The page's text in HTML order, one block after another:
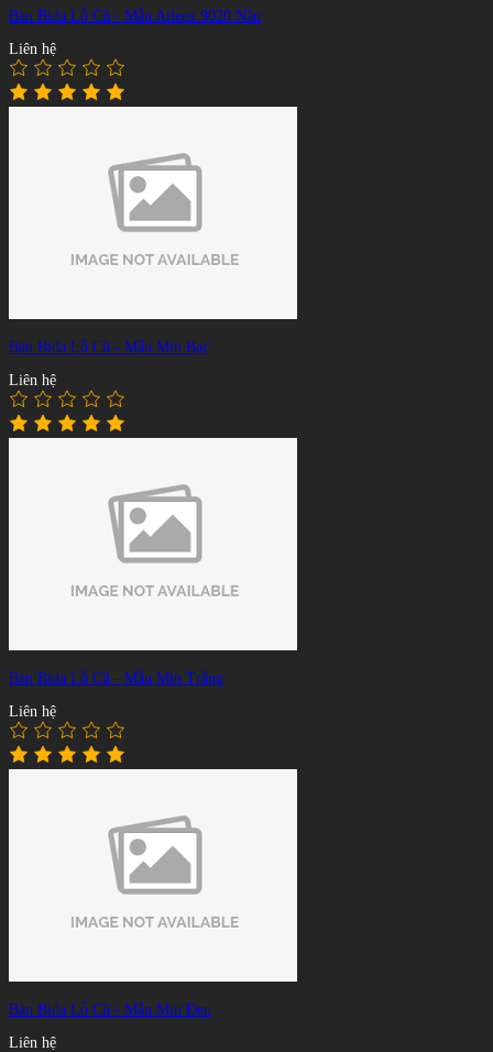
Bàn Bida Lỗ Cũ - Mẫu Aileex 9020 Nâu
Liên hệ
Bàn Bida Lỗ Cũ - Mẫu Min Bạc
Liên hệ
Bàn Bida Lỗ Cũ - Mẫu Min Trắng
Liên hệ
Bàn Bida Lỗ Cũ - Mẫu Min Đen
Liên hệ